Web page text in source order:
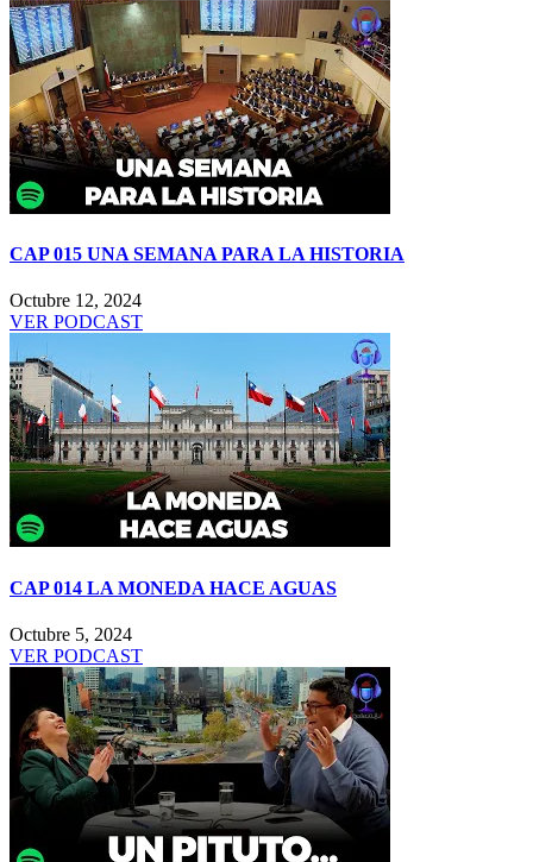
CAP 015 UNA SEMANA PARA LA HISTORIA
Octubre 12, 2024
VER PODCAST
CAP 014 LA MONEDA HACE AGUAS
Octubre 5, 2024
VER PODCAST